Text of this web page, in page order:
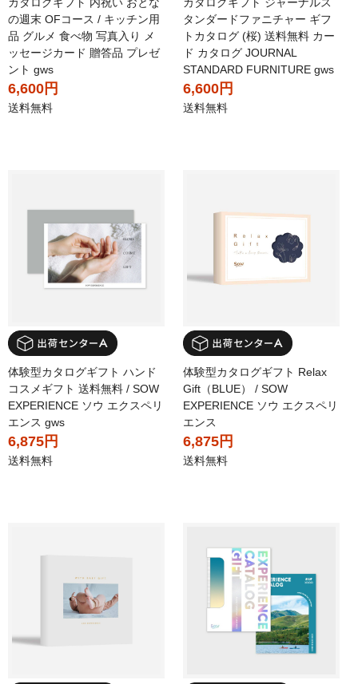
の週末 OFコース / キッチン用
品 グルメ 食べ物 写真入り メ
ッセージカード 贈答品 プレゼ
ント gws
6,600円
送料無料
タンダードファニチャー ギフ
トカタログ (桜) 送料無料 カー
ド カタログ JOURNAL
STANDARD FURNITURE gws
6,600円
送料無料
体験型カタログギフト ハンド
コスメギフト 送料無料 / SOW
EXPERIENCE ソウ エクスペリ
エンス gws
6,875円
送料無料
体験型カタログギフト Relax
Gift（BLUE） / SOW
EXPERIENCE ソウ エクスペリ
エンス
6,875円
送料無料